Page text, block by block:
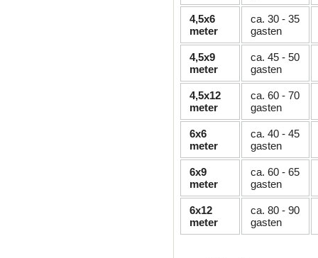
4,5x6
meter
ca. 30 - 35
gasten
4,5x9
meter
ca. 45 - 50
gasten
4,5x12
meter
ca. 60 - 70
gasten
6x6
meter
ca. 40 - 45
gasten
6x9
meter
ca. 60 - 65
gasten
6x12
meter
ca. 80 - 90
gasten